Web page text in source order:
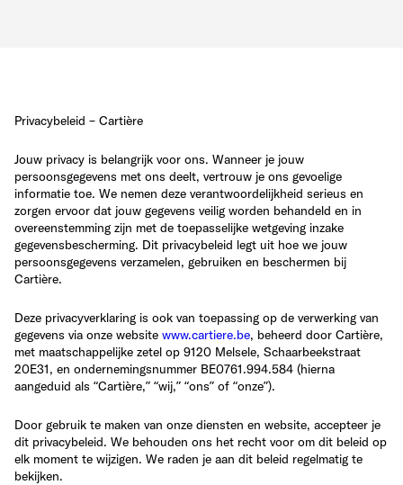
Privacybeleid – Cartière
Jouw privacy is belangrijk voor ons. Wanneer je jouw
persoonsgegevens met ons deelt, vertrouw je ons gevoelige
informatie toe. We nemen deze verantwoordelijkheid serieus en
zorgen ervoor dat jouw gegevens veilig worden behandeld en in
overeenstemming zijn met de toepasselijke wetgeving inzake
gegevensbescherming. Dit privacybeleid legt uit hoe we jouw
persoonsgegevens verzamelen, gebruiken en beschermen bij
Cartière.
Deze privacyverklaring is ook van toepassing op de verwerking van
gegevens via onze website www.cartiere.be, beheerd door Cartière,
met maatschappelijke zetel op 9120 Melsele, Schaarbeekstraat
20E31, en ondernemingsnummer BE0761.994.584 (hierna
aangeduid als “Cartière,” “wij,” “ons” of “onze”).
Door gebruik te maken van onze diensten en website, accepteer je
dit privacybeleid. We behouden ons het recht voor om dit beleid op
elk moment te wijzigen. We raden je aan dit beleid regelmatig te
bekijken.